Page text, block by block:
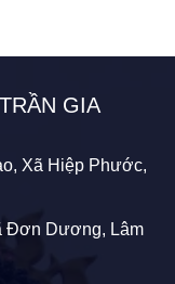
GIA
Xã Hiệp Phước,
Đơn Dương, Lâm